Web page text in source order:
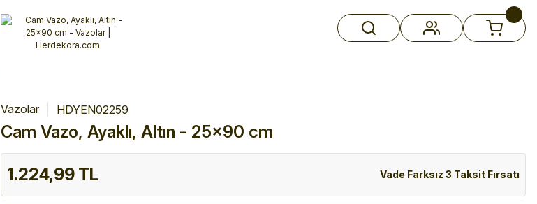
3 Taksit Fırsatı! İlk siparişinizi verin!
Havale İndirimi Şimdi Alışveriş yap!
Vazolar HDYEN02259
Cam Vazo, Ayaklı, Altın - 25x90 cm
1.224,99 TL Vade Farksız 3 Taksit Fırsatı